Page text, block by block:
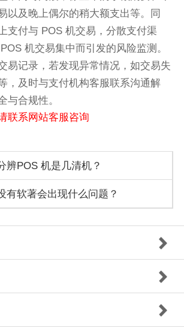
以及晚上偶尔的稍大额支出等。同
支付与 POS 机交易，分散支付渠
机交易集中而引发的风险监测。
易记录，若发现异常情况，如交易失
，及时与支付机构客服联系沟通解
与合规性。
联系网站客服咨询
辨POS 机是几清机？
有软著会出现什么问题？